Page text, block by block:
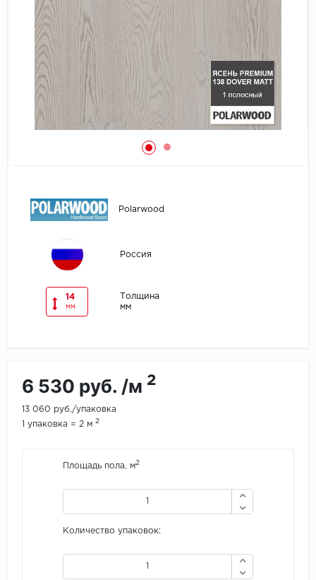
Dolce Flooring
ECO Parquet
EcoClick
Egger
Jinan PDM
KDF
Polarwood
Россия
14
мм
Толщина
мм
6 530 руб. /м 2
13 060 руб./упаковка
1 упаковка = 2 м 2
Площадь пола, м2
Количество упаковок: